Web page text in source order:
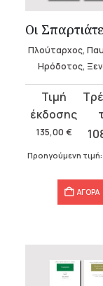
Πλούταρχος,
Ηρόδοτος,
135,00 €
Original
price
was:
135,00 €.
τρέχουσα
τιμή
Προηγούμενη τιμή:
ΑΓΟΡΑ